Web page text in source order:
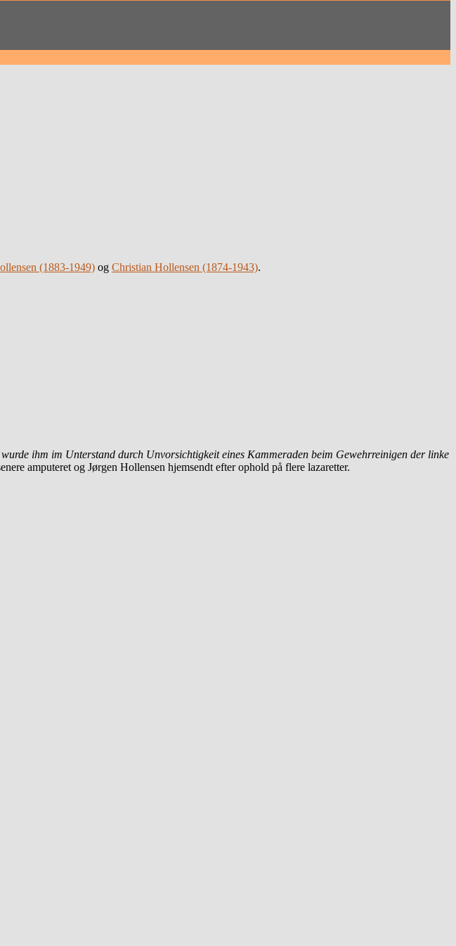
(1883-1949) og Christian Hollensen (1874-1943).
ihm im Unterstand durch Unvorsichtigkeit eines Kammeraden beim Gewehrreinigen der linke
amputeret og Jørgen Hollensen hjemsendt efter ophold på flere lazaretter.